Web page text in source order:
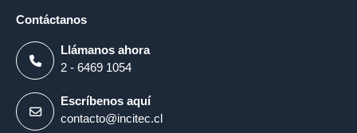
Contáctanos
Llámanos ahora
2 - 6469 1054
Escríbenos aquí
contacto@incitec.cl